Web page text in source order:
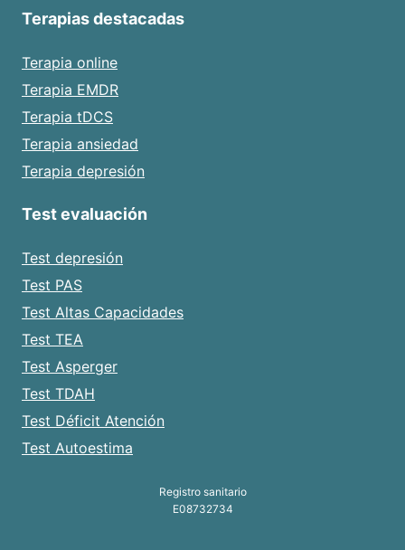
Terapias destacadas
Terapia online
Terapia EMDR
Terapia tDCS
Terapia ansiedad
Terapia depresión
Test evaluación
Test depresión
Test PAS
Test Altas Capacidades
Test TEA
Test Asperger
Test TDAH
Test Déficit Atención
Test Autoestima
Registro sanitario
E08732734